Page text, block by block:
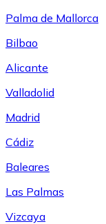
Palma de Mallorca
Bilbao
Alicante
Valladolid
Madrid
Cádiz
Baleares
Las Palmas
Vizcaya